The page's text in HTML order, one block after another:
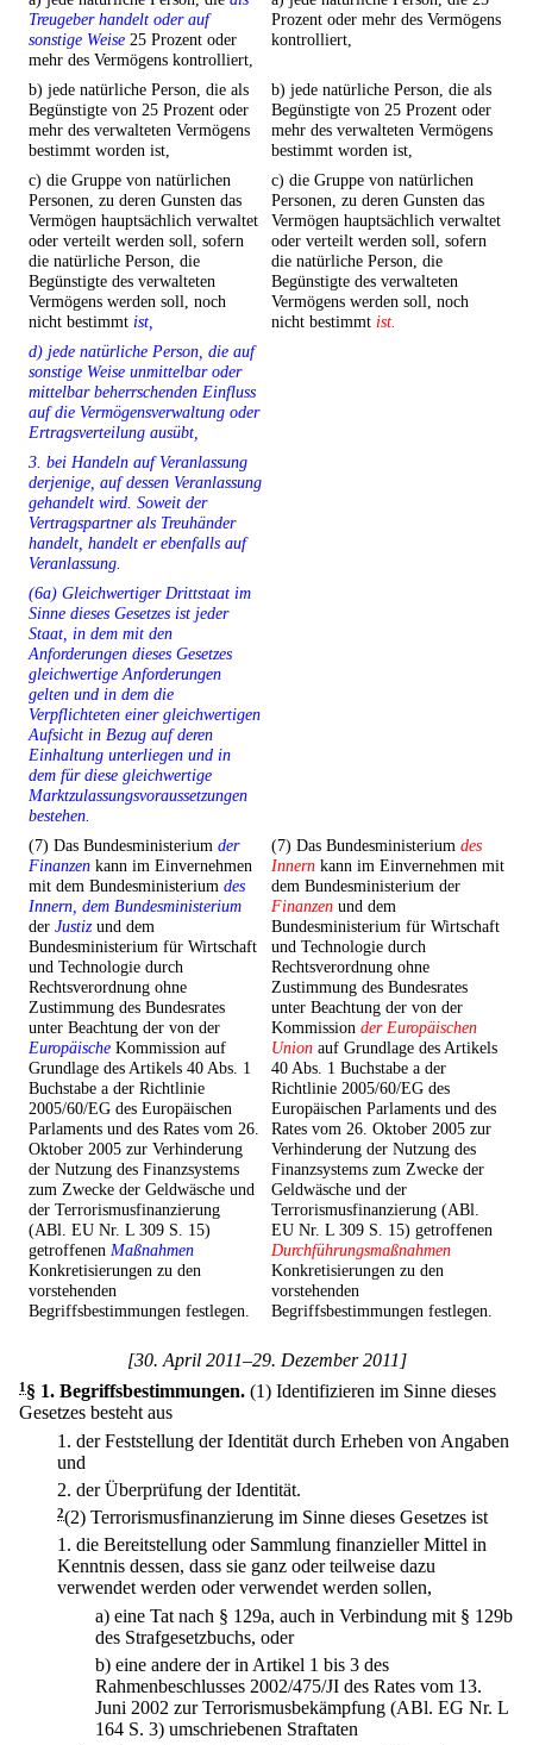
Treugeber handelt oder auf
sonstige Weise 25 Prozent oder
mehr des Vermögens kontrolliert,
Prozent oder mehr des Vermögens
kontrolliert,
b) jede natürliche Person, die als
Begünstigte von 25 Prozent oder
mehr des verwalteten Vermögens
bestimmt worden ist,
b) jede natürliche Person, die als
Begünstigte von 25 Prozent oder
mehr des verwalteten Vermögens
bestimmt worden ist,
c) die Gruppe von natürlichen
Personen, zu deren Gunsten das
Vermögen hauptsächlich verwaltet
oder verteilt werden soll, sofern
die natürliche Person, die
Begünstigte des verwalteten
Vermögens werden soll, noch
nicht bestimmt ist,
c) die Gruppe von natürlichen
Personen, zu deren Gunsten das
Vermögen hauptsächlich verwaltet
oder verteilt werden soll, sofern
die natürliche Person, die
Begünstigte des verwalteten
Vermögens werden soll, noch
nicht bestimmt ist.
d) jede natürliche Person, die auf
sonstige Weise unmittelbar oder
mittelbar beherrschenden Einfluss
auf die Vermögensverwaltung oder
Ertragsverteilung ausübt,
3. bei Handeln auf Veranlassung
derjenige, auf dessen Veranlassung
gehandelt wird. Soweit der
Vertragspartner als Treuhänder
handelt, handelt er ebenfalls auf
Veranlassung.
(6a) Gleichwertiger Drittstaat im
Sinne dieses Gesetzes ist jeder
Staat, in dem mit den
Anforderungen dieses Gesetzes
gleichwertige Anforderungen
gelten und in dem die
Verpflichteten einer gleichwertigen
Aufsicht in Bezug auf deren
Einhaltung unterliegen und in
dem für diese gleichwertige
Marktzulassungsvoraussetzungen
bestehen.
(7) Das Bundesministerium der
Finanzen kann im Einvernehmen
mit dem Bundesministerium des
Innern, dem Bundesministerium
der Justizund dem
Bundesministerium für Wirtschaft
und Technologie durch
Rechtsverordnung ohne
Zustimmung des Bundesrates
unter Beachtung der von der
Europäische Kommission auf
Grundlage des Artikels 40 Abs. 1
Buchstabe a der Richtlinie
2005/60/EG des Europäischen
Parlaments und des Rates vom 26.
Oktober 2005 zur Verhinderung
der Nutzung des Finanzsystems
zum Zwecke der Geldwäsche und
der Terrorismusfinanzierung
(ABl. EU Nr. L 309 S. 15)
getroffenen Maßnahmen
Konkretisierungen zu den
vorstehenden
Begriffsbestimmungen festlegen.
(7) Das Bundesministerium des
Innern kann im Einvernehmen mit
dem Bundesministerium der
Finanzen und dem
Bundesministerium für Wirtschaft
und Technologie durch
Rechtsverordnung ohne
Zustimmung des Bundesrates
unter Beachtung der von der
Kommission der Europäischen
Union auf Grundlage des Artikels
40 Abs. 1 Buchstabe a der
Richtlinie 2005/60/EG des
Europäischen Parlaments und des
Rates vom 26. Oktober 2005 zur
Verhinderung der Nutzung des
Finanzsystems zum Zwecke der
Geldwäsche und der
Terrorismusfinanzierung (ABl.
EU Nr. L 309 S. 15) getroffenen
Durchführungsmaßnahmen
Konkretisierungen zu den
vorstehenden
Begriffsbestimmungen festlegen.
[30. April 2011–29. Dezember 2011]
1§ 1. Begriffsbestimmungen. (1) Identifizieren im Sinne dieses
Gesetzes besteht aus
1. der Feststellung der Identität durch Erheben von Angaben
und
2. der Überprüfung der Identität.
2(2) Terrorismusfinanzierung im Sinne dieses Gesetzes ist
1. die Bereitstellung oder Sammlung finanzieller Mittel in
Kenntnis dessen, dass sie ganz oder teilweise dazu
verwendet werden oder verwendet werden sollen,
a) eine Tat nach § 129a, auch in Verbindung mit § 129b
des Strafgesetzbuchs, oder
b) eine andere der in Artikel 1 bis 3 des
Rahmenbeschlusses 2002/475/JI des Rates vom 13.
Juni 2002 zur Terrorismusbekämpfung (ABl. EG Nr. L
164 S. 3) umschriebenen Straftaten